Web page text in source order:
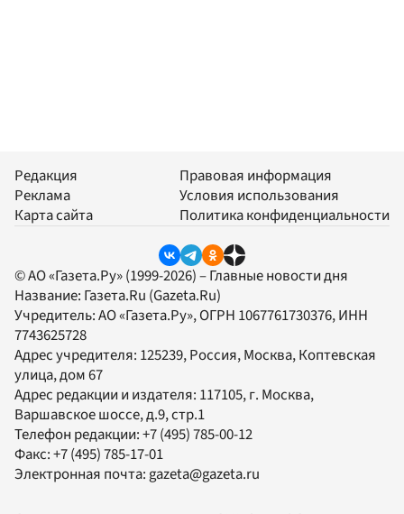
Редакция
Реклама
Карта сайта
Правовая информация
Условия использования
Политика конфиденциальности
© АО «Газета.Ру» (1999-2026) – Главные новости дня
Название: Газета.Ru (Gazeta.Ru)
Учредитель:АО «Газета.Ру», ОГРН 1067761730376, ИНН
7743625728
Адрес учредителя: 125239, Россия, Москва, Коптевская
улица, дом 67
Адрес редакции и издателя: 117105, г. Москва,
Варшавское шоссе, д.9, стр.1
Телефон редакции:+7 (495) 785-00-12
Факс:+7 (495) 785-17-01
Электронная почта: gazeta@gazeta.ru